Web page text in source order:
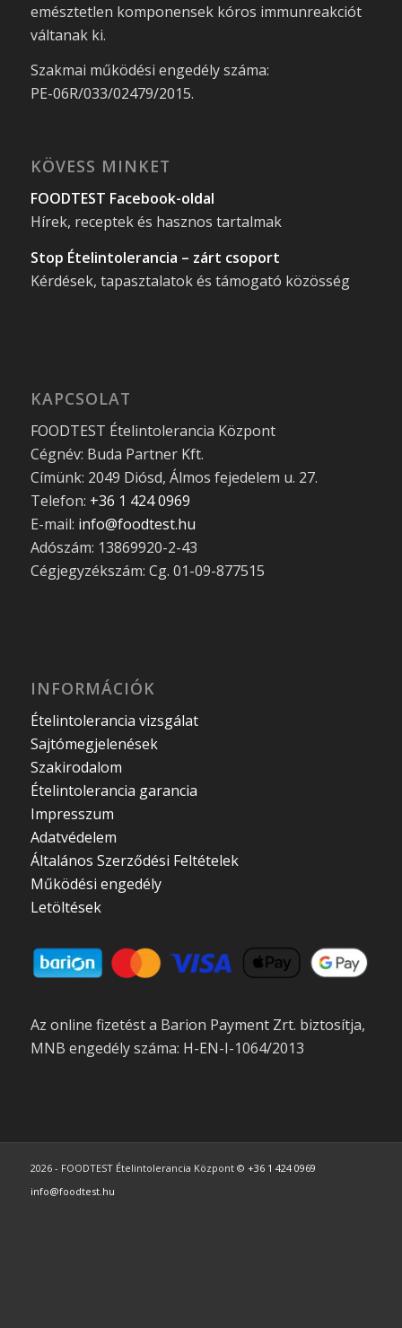
emésztetlen komponensek kóros immunreakciót
váltanak ki.
Szakmai működési engedély száma:
PE-06R/033/02479/2015.
KÖVESS MINKET
FOODTEST Facebook-oldal
Hírek, receptek és hasznos tartalmak
Stop Ételintolerancia – zárt csoport
Kérdések, tapasztalatok és támogató közösség
KAPCSOLAT
FOODTEST Ételintolerancia Központ
Cégnév: Buda Partner Kft.
Címünk: 2049 Diósd, Álmos fejedelem u. 27.
Telefon: +36 1 424 0969
E-mail: info@foodtest.hu
Adószám: 13869920-2-43
Cégjegyzékszám: Cg. 01-09-877515
INFORMÁCIÓK
Ételintolerancia vizsgálat
Sajtómegjelenések
Szakirodalom
Ételintolerancia garancia
Impresszum
Adatvédelem
Általános Szerződési Feltételek
Működési engedély
Letöltések
Az online fizetést a Barion Payment Zrt. biztosítja,
MNB engedély száma: H-EN-I-1064/2013
2026 - FOODTEST Ételintolerancia Központ © +36 1 424 0969
info@foodtest.hu